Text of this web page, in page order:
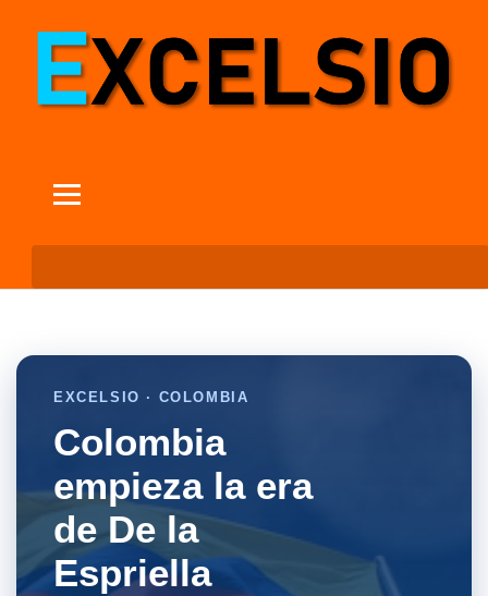
EXCELSIO · COLOMBIA
Colombia
empieza la era
de De la
Espriella